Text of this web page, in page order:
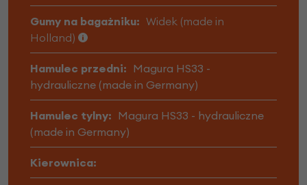
Gumy na bagażniku: Widek (made in
Holland)
Hamulec przedni: Magura HS33 -
hydrauliczne (made in Germany)
Hamulec tylny: Magura HS33 - hydrauliczne
(made in Germany)
Kierownica: